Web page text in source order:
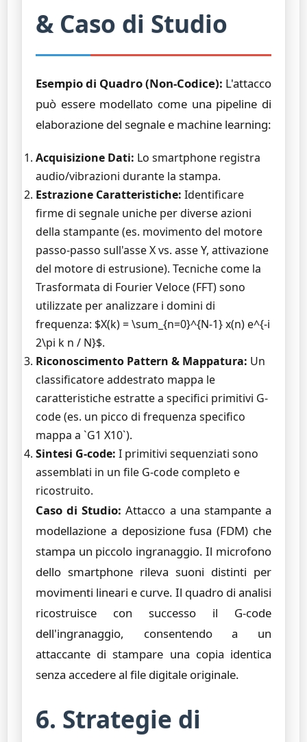
& Caso di Studio
Esempio di Quadro (Non-Codice): L'attacco
può essere modellato come una pipeline di
elaborazione del segnale e machine learning:
Acquisizione Dati: Lo smartphone registra
audio/vibrazioni durante la stampa.
Estrazione Caratteristiche: Identificare
firme di segnale uniche per diverse azioni
della stampante (es. movimento del motore
passo-passo sull'asse X vs. asse Y, attivazione
del motore di estrusione). Tecniche come la
Trasformata di Fourier Veloce (FFT) sono
utilizzate per analizzare i domini di
frequenza: $X(k) = \sum_{n=0}^{N-1} x(n) e^{-i
2\pi k n / N}$.
Riconoscimento Pattern & Mappatura: Un
classificatore addestrato mappa le
caratteristiche estratte a specifici primitivi G-
code (es. un picco di frequenza specifico
mappa a `G1 X10`).
Sintesi G-code: I primitivi sequenziati sono
assemblati in un file G-code completo e
ricostruito.
Caso di Studio: Attacco a una stampante a
modellazione a deposizione fusa (FDM) che
stampa un piccolo ingranaggio. Il microfono
dello smartphone rileva suoni distinti per
movimenti lineari e curve. Il quadro di analisi
ricostruisce con successo il G-code
dell'ingranaggio, consentendo a un
attaccante di stampare una copia identica
senza accedere al file digitale originale.
6. Strategie di